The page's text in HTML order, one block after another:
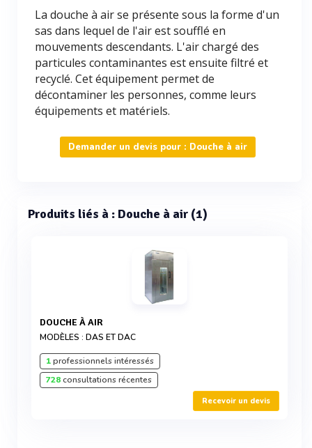
La douche à air se présente sous la forme d'un
sas dans lequel de l'air est soufflé en
mouvements descendants. L'air chargé des
particules contaminantes est ensuite filtré et
recyclé. Cet équipement permet de
décontaminer les personnes, comme leurs
équipements et matériels.
Demander un devis pour : Douche à air
Produits liés à : Douche à air (1)
DOUCHE À AIR
MODÈLES : DAS ET DAC
1professionnels intéressés
728consultations récentes
Recevoir un devis